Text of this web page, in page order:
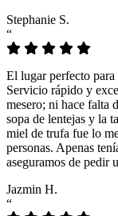
Stephanie S.
“
El lugar perfecto
Servicio rápido y
mesero; ni hace falta
sopa de lentejas y la
miel de trufa fue lo
personas. Apenas
aseguramos de pedir
Jazmin H.
“